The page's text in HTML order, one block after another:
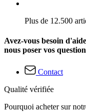
Plus de 12.500
Avez-vous besoin
nous poser vos
Contact
Qualité vérifiée
Pourquoi acheter sur